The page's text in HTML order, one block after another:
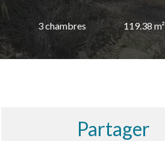
3 chambres 119.38 m²
Partager